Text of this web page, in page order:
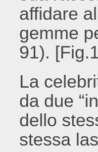
affidare
gemme
91).
La
da due
dello
stessa